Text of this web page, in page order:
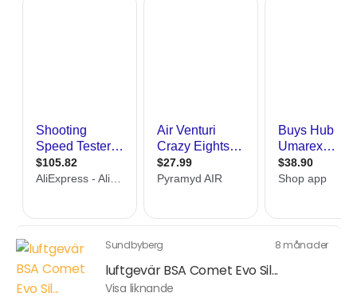
Sundbyberg 8 månader
luftgevär BSA Comet Evo Sil...
Visa liknande